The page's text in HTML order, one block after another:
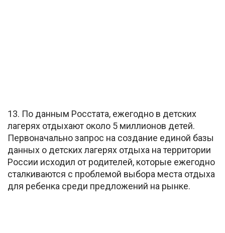
13. По данным Росстата, ежегодно в детских
лагерях отдыхают около 5 миллионов детей.
Первоначально запрос на создание единой базы
данных о детских лагерях отдыха на территории
России исходил от родителей, которые ежегодно
сталкиваются с проблемой выбора места отдыха
для ребенка среди предложений на рынке.